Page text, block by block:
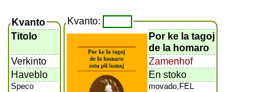
Kvanto
Titolo
Verkinto
Haveblo
Speco
Kvanto:
Por ke la tagoj
de la homaro
Zamenhof
En stoko
movado,FEL